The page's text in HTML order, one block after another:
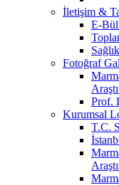
İletişim &
E-
Fotoğraf
Prof.
Kurumsal
T.C.